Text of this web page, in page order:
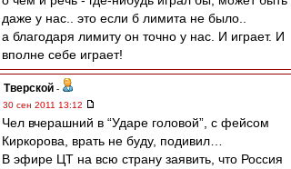
даже у нас.. это если б лимита не было..
а благодаря лимиту он точно у нас. И играет. И
вполне себе играет!
Тверской -
30 сен 2011 13:12
Чел вчерашний в “Ударе головой”, с фейсом
Киркорова, врать не буду, подивил…
В эфире ЦТ на всю страну заявить, что Россия